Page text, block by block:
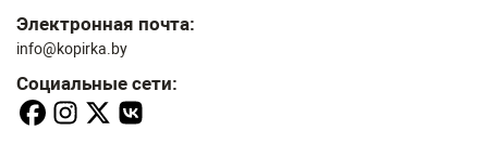
Электронная почта:
info@kopirka.by
Социальные сети: